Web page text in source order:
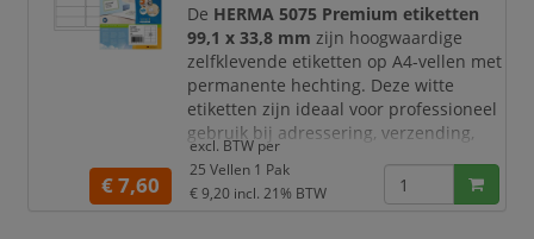
De
De HERMA 5075 Premium etiketten
99,1 x 33,8 mm zijn hoogwaardige
zelfklevende etiketten op A4-vellen met
permanente hechting. Deze witte
etiketten zijn ideaal voor professioneel
gebruik bij adressering, verzending,
mailings, archivering, administratie en
kantoororganisatie. Dankzij het
langwerpige formaat zijn ze zeer
€ 7,60
excl. BTW per
25 Vellen 1 Pak
€ 9,20 incl. 21% BTW